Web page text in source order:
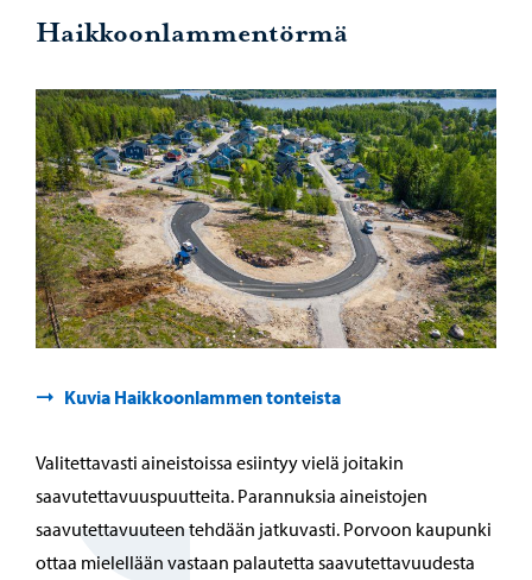
Haikkoonlammentörmä
Kuvia Haikkoonlammen tonteista
Valitettavasti aineistoissa esiintyy vielä joitakin
saavutettavuuspuutteita. Parannuksia aineistojen
saavutettavuuteen tehdään jatkuvasti. Porvoon kaupunki
ottaa mielellään vastaan palautetta saavutettavuudesta